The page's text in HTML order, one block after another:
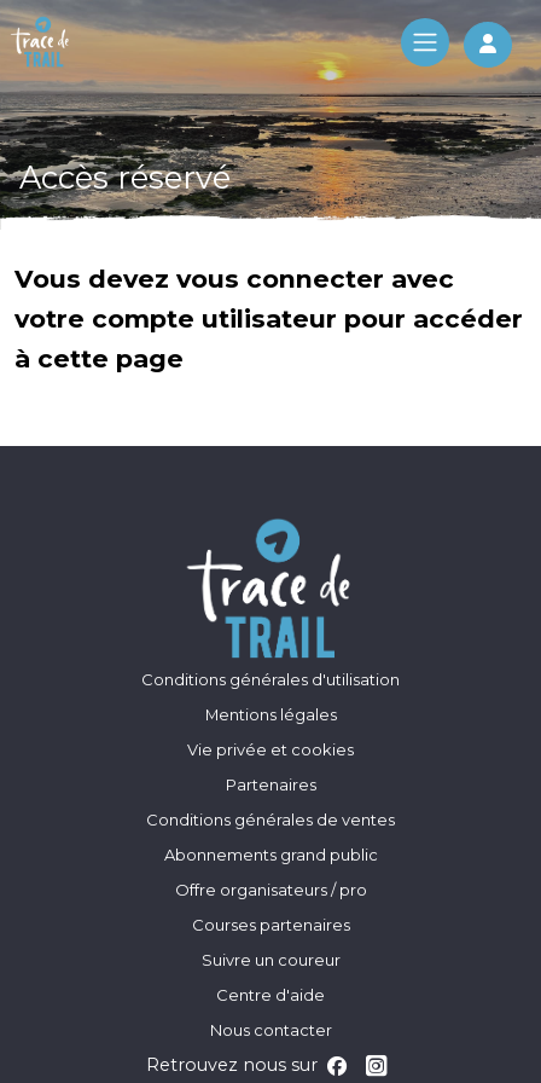
Log
Accès réservé
Vous devez vous connecter avec
votre compte utilisateur pour accéder
à cette page
Conditions générales d'utilisation
Mentions légales
Vie privée et cookies
Partenaires
Conditions générales de ventes
Abonnements grand public
Offre organisateurs / pro
Courses partenaires
Suivre un coureur
Centre d'aide
Nous contacter
Retrouvez nous sur